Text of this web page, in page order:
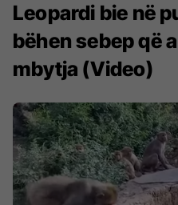
Leopardi bie në
bëhen sebep që
mbytja (Video)